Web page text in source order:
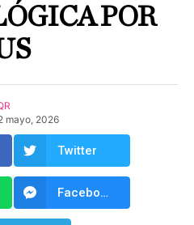
POR
mayo, 2026
Twitter
Facebook Messenger